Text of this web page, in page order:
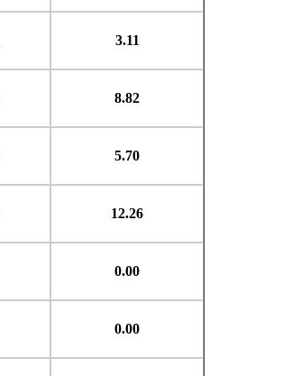
3.11
8.82
5.70
12.26
0.00
0.00